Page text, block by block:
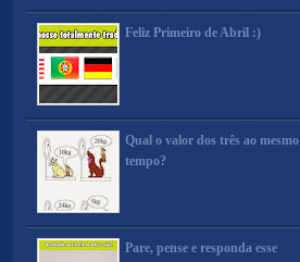
Feliz Primeiro de Abril :)
Qual o valor dos três ao mesmo
tempo?
Pare, pense e responda esse